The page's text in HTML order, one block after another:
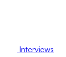
Interviews